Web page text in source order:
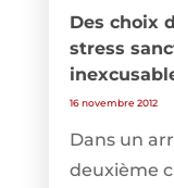
Des choix
stress
16 novembre 2012
Dans un
deuxième